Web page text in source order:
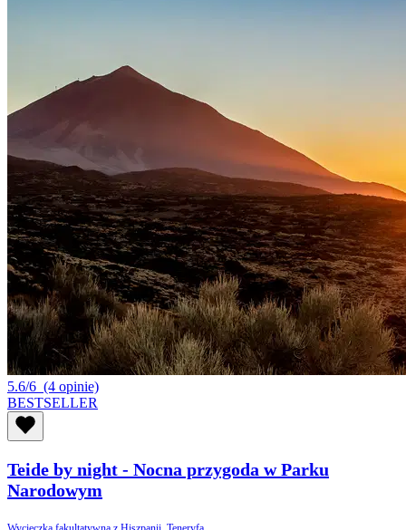
5.6/6 (4 opinie)
BESTSELLER
Teide by night - Nocna przygoda w Parku
Narodowym